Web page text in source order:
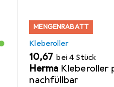
MENGENRABATT
Kleberoller
EUR
10,67 bei 4 Stück
Herma Kleberoller
nachfüllbar